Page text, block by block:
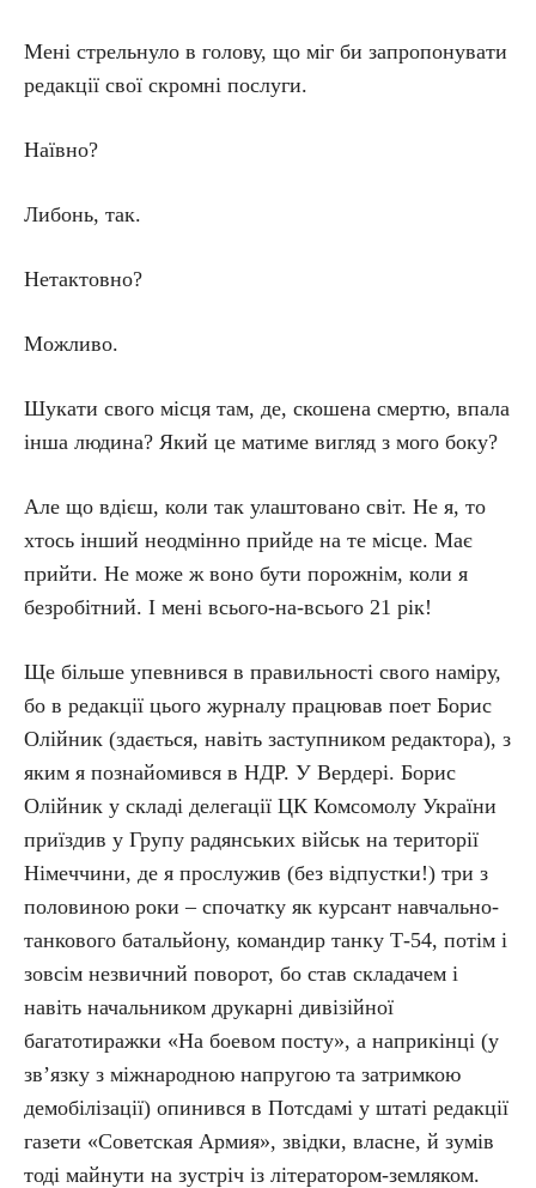
Мені стрельнуло в голову, що міг би запропонувати
редакції свої скромні послуги.
Наївно?
Либонь, так.
Нетактовно?
Можливо.
Шукати свого місця там, де, скошена смертю, впала
інша людина? Який це матиме вигляд з мого боку?
Але що вдієш, коли так улаштовано світ. Не я, то
хтось інший неодмінно прийде на те місце. Має
прийти. Не може ж воно бути порожнім, коли я
безробітний. І мені всього-на-всього 21 рік!
Ще більше упевнився в правильності свого наміру,
бо в редакції цього журналу працював поет Борис
Олійник (здається, навіть заступником редактора), з
яким я познайомився в НДР. У Вердері. Борис
Олійник у складі делегації ЦК Комсомолу України
приїздив у Групу радянських військ на території
Німеччини, де я прослужив (без відпустки!) три з
половиною роки – спочатку як курсант навчально-
танкового батальйону, командир танку Т-54, потім і
зовсім незвичний поворот, бо став складачем і
навіть начальником друкарні дивізійної
багатотиражки «На боевом посту», а наприкінці (у
зв’язку з міжнародною напругою та затримкою
демобілізації) опинився в Потсдамі у штаті редакції
газети «Советская Армия», звідки, власне, й зумів
тоді майнути на зустріч із літератором-земляком.